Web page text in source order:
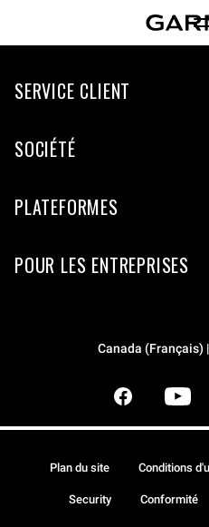
SERVICE CLIENT
SOCIÉTÉ
PLATEFORMES
POUR LES ENTREPRISES
Canada (Français)
Plan du site Conditions
Security Conformité